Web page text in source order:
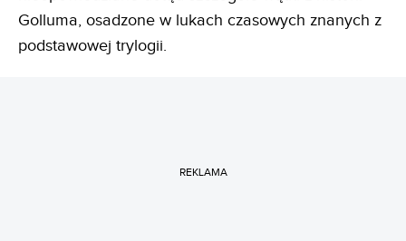
Golluma, osadzone w lukach czasowych znanych z
podstawowej trylogii.
REKLAMA